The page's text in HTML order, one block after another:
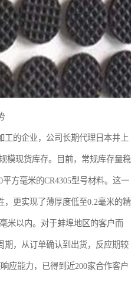
工的企业，公司长期代理日本井上
模现货库存。目前，常规库存量稳
平方毫米的CR4305型号材料。这一
，更实现了薄厚度低至0.2毫米的精
米以内。对于蚌埠地区的客户而
期，从订单确认到出货，反应期较
应能力，已得到近200家合作客户